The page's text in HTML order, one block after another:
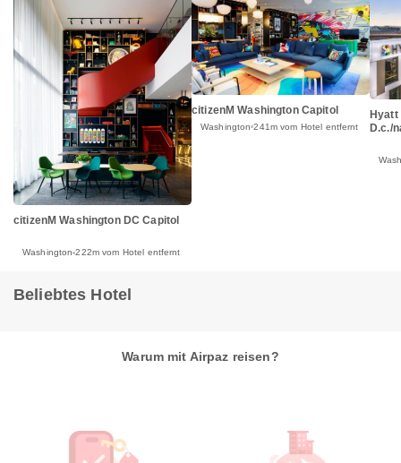
citizenM Washington DC Capitol
Washington 222m vom Hotel entfernt
citizenM Washington Capitol
Washington 241m vom Hotel entfernt
Hyatt
D.c./
Beliebtes Hotel
Warum mit Airpaz reisen?